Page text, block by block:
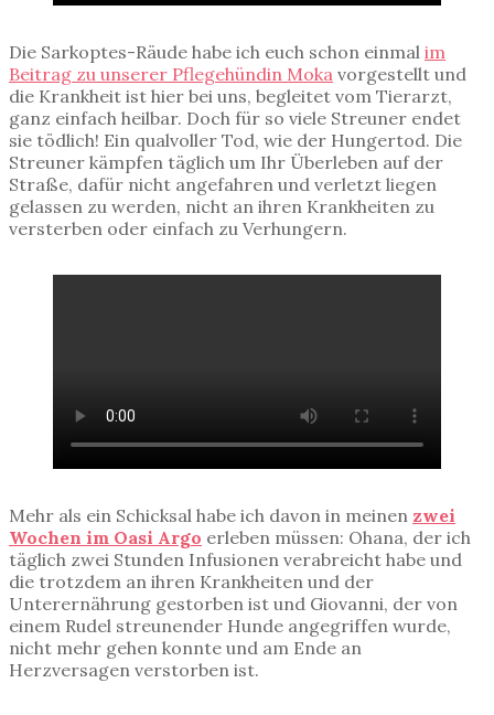
Die Sarkoptes-Räude habe ich euch schon einmal im
Beitrag zu unserer Pflegehündin Moka vorgestellt und
die Krankheit ist hier bei uns, begleitet vom Tierarzt,
ganz einfach heilbar. Doch für so viele Streuner endet
sie tödlich! Ein qualvoller Tod, wie der Hungertod. Die
Streuner kämpfen täglich um Ihr Überleben auf der
Straße, dafür nicht angefahren und verletzt liegen
gelassen zu werden, nicht an ihren Krankheiten zu
versterben oder einfach zu Verhungern.
Mehr als ein Schicksal habe ich davon in meinen zwei
Wochen im Oasi Argo erleben müssen: Ohana, der ich
täglich zwei Stunden Infusionen verabreicht habe und
die trotzdem an ihren Krankheiten und der
Unterernährung gestorben ist und Giovanni, der von
einem Rudel streunender Hunde angegriffen wurde,
nicht mehr gehen konnte und am Ende an
Herzversagen verstorben ist.